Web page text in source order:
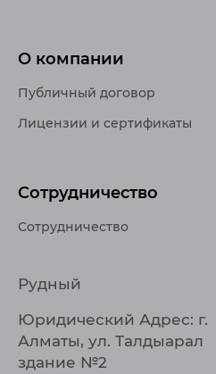
О компании
Публичный договор
Лицензии и сертификаты
Сотрудничество
Сотрудничество
Рудный
Юридический Адрес: г.
Алматы, ул. Талдыарал
здание №2